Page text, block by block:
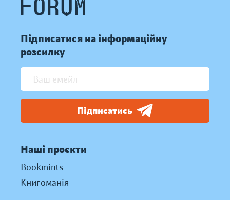
Підписатися на інформаційну
розсилку
Підписатись
Наші проєкти
Bookmints
Книгоманія